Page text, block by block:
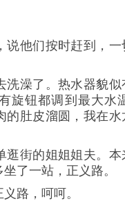
说他们按时赶到，
洗澡了。热水器貌
旋钮都调到最大水
的肚皮溜圆，我在
逛街的姐姐姐夫。
了一站，正义路。
路，呵呵。